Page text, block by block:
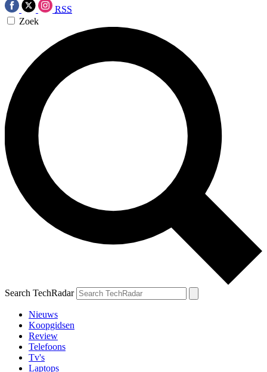
RSS
Zoek
Search TechRadar
Nieuws
Koopgidsen
Review
Telefoons
Tv's
Laptops